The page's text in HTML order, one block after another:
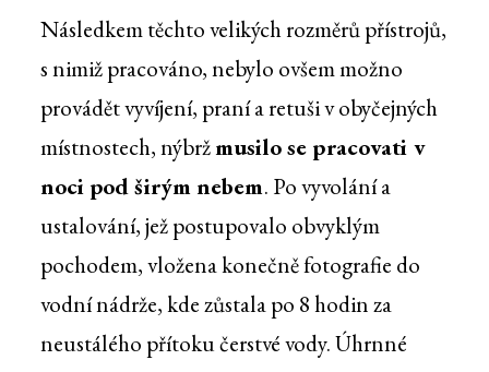
Následkem těchto velikých rozměrů přístrojů,
s nimiž pracováno, nebylo ovšem možno
provádět vyvíjení, praní a retuši v obyčejných
místnostech, nýbržmusilo se pracovati v
noci pod širým nebem. Po vyvolání a
ustalování, jež postupovalo obvyklým
pochodem, vložena konečně fotografie do
vodní nádrže, kde zůstala po 8 hodin za
neustálého přítoku čerstvé vody. Úhrnné